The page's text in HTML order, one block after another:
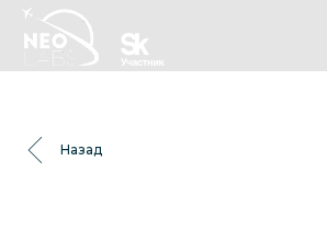
Назад